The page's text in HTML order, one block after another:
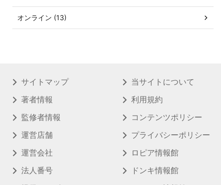
オンライン (13)
サイトマップ
著者情報
監修者情報
運営店舗
運営会社
法人番号
当サイトについて
利用規約
コンテンツポリシー
プライバシーポリシー
ロピア情報館
ドンキ情報館